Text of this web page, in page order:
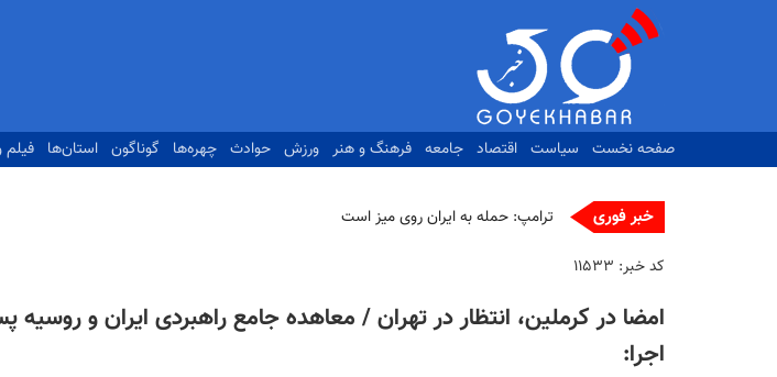
صفحه نخست سیاست اقتصاد جامعه فرهنگ و هنر ورزش حوادث چهره‌ها گوناگون استان‌ها
خبر فوری |
کد خبر: ۱۱۵۳۳
امضا در کرملین، انتظار در تهران / معاهده جامع راهبردی ایران و
اجرا: